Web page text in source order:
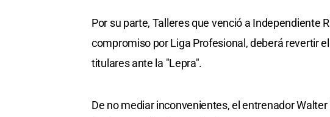
Por su parte, Talleres que venció a Independiente
compromiso por Liga Profesional, deberá revertir
titulares ante la "Lepra".
De no mediar inconvenientes, el entrenador